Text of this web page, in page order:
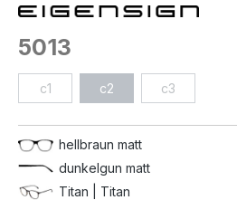
5013
c1 c2 c3
hellbraun matt
dunkelgun matt
Titan | Titan